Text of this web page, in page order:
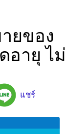
ยของ
อายุ ไม่
แชร์